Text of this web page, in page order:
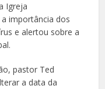
Igreja
importância dos
e alertou sobre a
pastor Ted
a data da